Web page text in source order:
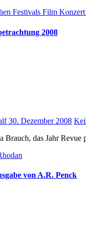
Festivals Film Konzert
2008
30. Dezember 2008
ja Brauch, das Jahr
von A.R. Penck